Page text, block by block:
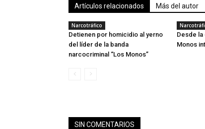
Artículos relacionados Más del autor
Narcotráfico
Detienen por homicidio al yerno
del líder de la banda
narcocriminal “Los Monos”
Desde
Monos
SIN COMENTARIOS